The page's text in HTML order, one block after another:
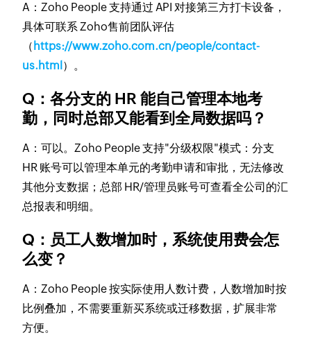
A：Zoho People 支持通过 API 对接第三方打卡设备，
具体可联系 Zoho售前团队评估
（ https://www.zoho.com.cn/people/contact-
us.html ）。
Q：各分支的 HR 能自己管理本地考
勤，同时总部又能看到全局数据吗？
A：可以。Zoho People 支持"分级权限"模式：分支
HR 账号可以管理本单元的考勤申请和审批，无法修改
其他分支数据；总部 HR/管理员账号可查看全公司的汇
总报表和明细。
Q：员工人数增加时，系统使用费会怎
么变？
A：Zoho People 按实际使用人数计费，人数增加时按
比例叠加，不需要重新买系统或迁移数据，扩展非常
方便。